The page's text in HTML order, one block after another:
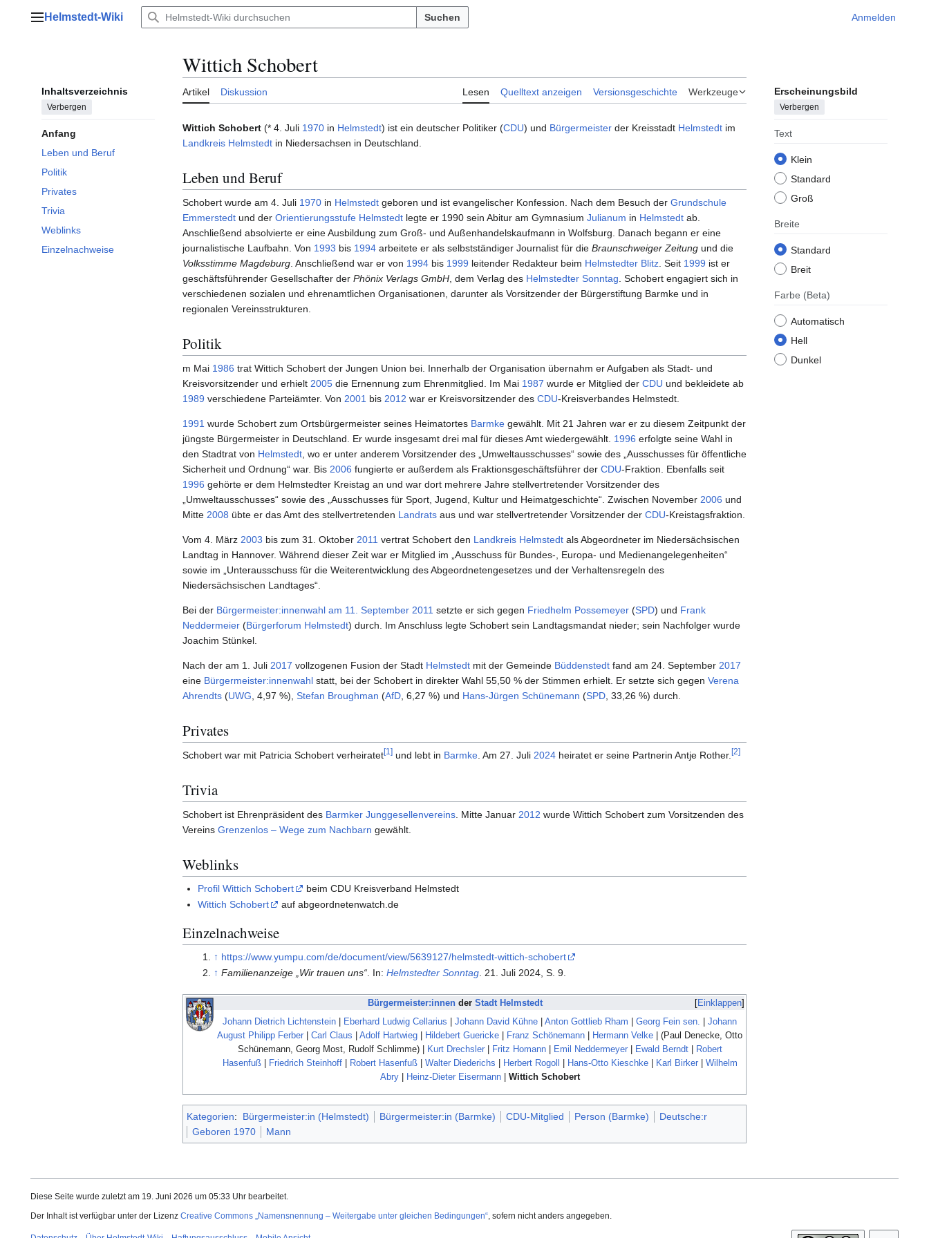
Hauptmenü
Helmstedt-Wiki Suchen Anmelden
Inhaltsverzeichnis
Verbergen
Anfang
Leben und Beruf
Politik
Privates
Trivia
Weblinks
Einzelnachweise
Wittich Schobert
Artikel Diskussion Lesen Quelltext anzeigen Versionsgeschichte Werkzeuge Erscheinungsbild
Verbergen
Text
Klein
Standard
Groß
Breite
Standard
Breit
Farbe (Beta)
Automatisch
Hell
Dunkel
Wittich Schobert (* 4. Juli 1970 in Helmstedt) ist ein deutscher Politiker (CDU) und Bürgermeister der Kreisstadt Helmstedt im
Landkreis Helmstedt in Niedersachsen in Deutschland.
Leben und Beruf
Schobert wurde am 4. Juli 1970 in Helmstedt geboren und ist evangelischer Konfession. Nach dem Besuch der Grundschule
Emmerstedt und der Orientierungsstufe Helmstedt legte er 1990 sein Abitur am Gymnasium Julianum in Helmstedt ab.
Anschließend absolvierte er eine Ausbildung zum Groß- und Außenhandelskaufmann in Wolfsburg. Danach begann er eine
journalistische Laufbahn. Von 1993 bis 1994 arbeitete er als selbstständiger Journalist für die Braunschweiger Zeitung und die
Volksstimme Magdeburg . Anschließend war er von 1994 bis 1999 leitender Redakteur beim Helmstedter Blitz . Seit 1999 ist er
geschäftsführender Gesellschafter der Phönix Verlags GmbH , dem Verlag des Helmstedter Sonntag . Schobert engagiert sich in
verschiedenen sozialen und ehrenamtlichen Organisationen, darunter als Vorsitzender der Bürgerstiftung Barmke und in
regionalen Vereinsstrukturen.
Politik
m Mai 1986 trat Wittich Schobert der Jungen Union bei. Innerhalb der Organisation übernahm er Aufgaben als Stadt- und
Kreisvorsitzender und erhielt 2005 die Ernennung zum Ehrenmitglied. Im Mai 1987 wurde er Mitglied der CDU und bekleidete ab
1989 verschiedene Parteiämter. Von 2001 bis 2012 war er Kreisvorsitzender des CDU-Kreisverbandes Helmstedt.
1991 wurde Schobert zum Ortsbürgermeister seines Heimatortes Barmke gewählt. Mit 21 Jahren war er zu diesem Zeitpunkt der
jüngste Bürgermeister in Deutschland. Er wurde insgesamt drei mal für dieses Amt wiedergewählt. 1996 erfolgte seine Wahl in
den Stadtrat von Helmstedt , wo er unter anderem Vorsitzender des „Umweltausschusses“ sowie des „Ausschusses für öffentliche
Sicherheit und Ordnung“ war. Bis 2006 fungierte er außerdem als Fraktionsgeschäftsführer der CDU-Fraktion. Ebenfalls seit
1996 gehörte er dem Helmstedter Kreistag an und war dort mehrere Jahre stellvertretender Vorsitzender des
„Umweltausschusses“ sowie des „Ausschusses für Sport, Jugend, Kultur und Heimatgeschichte“. Zwischen November 2006 und
Mitte 2008 übte er das Amt des stellvertretenden Landrats aus und war stellvertretender Vorsitzender der CDU-Kreistagsfraktion.
Vom 4. März 2003 bis zum 31. Oktober 2011 vertrat Schobert den Landkreis Helmstedt als Abgeordneter im Niedersächsischen
Landtag in Hannover. Während dieser Zeit war er Mitglied im „Ausschuss für Bundes-, Europa- und Medienangelegenheiten“
sowie im „Unterausschuss für die Weiterentwicklung des Abgeordnetengesetzes und der Verhaltensregeln des
Niedersächsischen Landtages“.
Bei der Bürgermeister:innenwahl am 11. September 2011 setzte er sich gegen Friedhelm Possemeyer (SPD) und Frank
Neddermeier (Bürgerforum Helmstedt) durch. Im Anschluss legte Schobert sein Landtagsmandat nieder; sein Nachfolger wurde
Joachim Stünkel.
Nach der am 1. Juli 2017 vollzogenen Fusion der Stadt Helmstedt mit der Gemeinde Büddenstedt fand am 24. September 2017
eine Bürgermeister:innenwahl statt, bei der Schobert in direkter Wahl 55,50 % der Stimmen erhielt. Er setzte sich gegen Verena
Ahrendts (UWG , 4,97 %), Stefan Broughman (AfD , 6,27 %) und Hans-Jürgen Schünemann (SPD , 33,26 %) durch.
Privates
Schobert war mit Patricia Schobert verheiratet[1 ] und lebt in Barmke. Am 27. Juli 2024 heiratet er seine Partnerin Antje Rother. [2]
Trivia
Schobert ist Ehrenpräsident des Barmker Junggesellenvereins. Mitte Januar 2012 wurde Wittich Schobert zum Vorsitzenden des
Vereins Grenzenlos – Wege zum Nachbarn gewählt.
Weblinks
Profil Wittich Schobert
beim CDU Kreisverband Helmstedt
Wittich Schobert
auf abgeordnetenwatch.de
Einzelnachweise
↑ https://www.yumpu.com/de/document/view/5639127/helmstedt-wittich-schobert
↑ Familienanzeige „Wir trauen uns“. In: Helmstedter Sonntag. 21. Juli 2024, S. 9.
Einklappen
Bürgermeister:innender Stadt Helmstedt
Johann Dietrich Lichtenstein | Eberhard Ludwig Cellarius | Johann David Kühne | Anton Gottlieb Rham | Georg Fein sen. | Johann
August Philipp Ferber | Carl Claus | Adolf Hartwieg | Hildebert Guericke | Franz Schönemann | Hermann Velke | (Paul Denecke, Otto
Schünemann, Georg Most, Rudolf Schlimme) | Kurt Drechsler| Fritz Homann| Emil Neddermeyer| Ewald Berndt| Robert
Hasenfuß| Friedrich Steinhoff| Robert Hasenfuß| Walter Diederichs | Herbert Rogoll | Hans-Otto Kieschke| Karl Birker| Wilhelm
Abry| Heinz-Dieter Eisermann| Wittich Schobert
Kategorien: Bürgermeister:in (Helmstedt) Bürgermeister:in (Barmke) CDU-Mitglied Person (Barmke)
Deutsche:r
Geboren 1970
Mann
Diese Seite wurde zuletzt am 19. Juni 2026 um 05:33 Uhr bearbeitet.
Der Inhalt ist verfügbar unter der Lizenz Creative Commons „Namensnennung – Weitergabe unter gleichen Bedingungen“, sofern nicht anders angegeben.